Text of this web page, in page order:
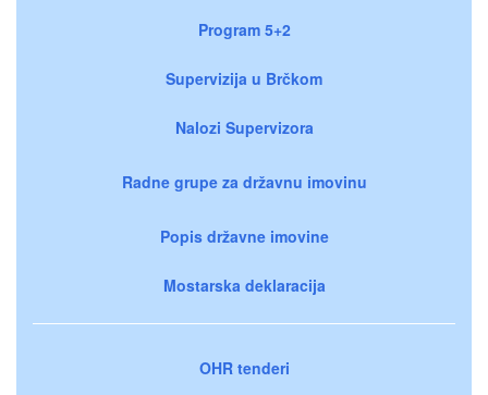
Program 5+2
Supervizija u Brčkom
Nalozi Supervizora
Radne grupe za državnu imovinu
Popis državne imovine
Mostarska deklaracija
OHR tenderi